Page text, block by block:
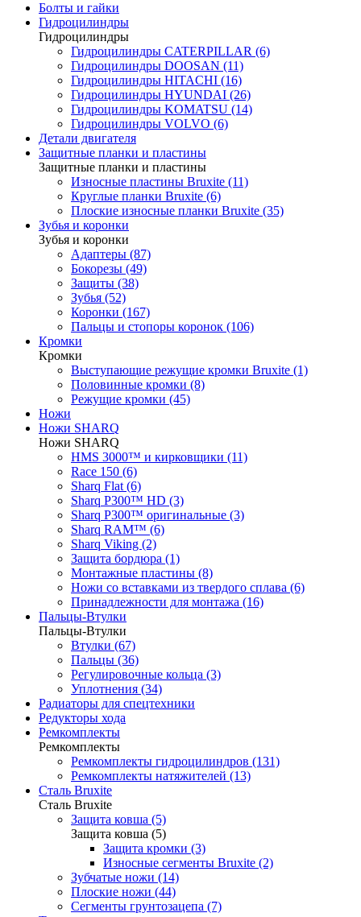
Болты и гайки
Гидроцилиндры
Гидроцилиндры
Гидроцилиндры CATERPILLAR (6)
Гидроцилиндры DOOSAN (11)
Гидроцилиндры HITACHI (16)
Гидроцилиндры HYUNDAI (26)
Гидроцилиндры KOMATSU (14)
Гидроцилиндры VOLVO (6)
Детали двигателя
Защитные планки и пластины
Защитные планки и пластины
Износные пластины Bruxite (11)
Круглые планки Bruxite (6)
Плоские износные планки Bruxite (35)
Зубья и коронки
Зубья и коронки
Адаптеры (87)
Бокорезы (49)
Защиты (38)
Зубья (52)
Коронки (167)
Пальцы и стопоры коронок (106)
Кромки
Кромки
Выступающие режущие кромки Bruxite (1)
Половинные кромки (8)
Режущие кромки (45)
Ножи
Ножи SHARQ
Ножи SHARQ
HMS 3000™ и кирковщики (11)
Race 150 (6)
Sharq Flat (6)
Sharq P300™ HD (3)
Sharq P300™ оригинальные (3)
Sharq RAM™ (6)
Sharq Viking (2)
Защита бордюра (1)
Монтажные пластины (8)
Ножи со вставками из твердого сплава (6)
Принадлежности для монтажа (16)
Пальцы-Втулки
Пальцы-Втулки
Втулки (67)
Пальцы (36)
Регулировочные кольца (3)
Уплотнения (34)
Радиаторы для спецтехники
Редукторы хода
Ремкомплекты
Ремкомплекты
Ремкомплекты гидроцилиндров (131)
Ремкомплекты натяжителей (13)
Сталь Bruxite
Сталь Bruxite
Защита ковша (5)
Защита ковша (5)
Защита кромки (3)
Износные сегменты Bruxite (2)
Зубчатые ножи (14)
Плоские ножи (44)
Сегменты грунтозацепа (7)